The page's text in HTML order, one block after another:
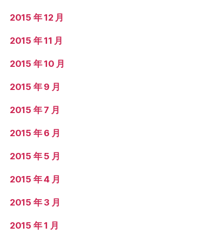
2015 年 12 月
2015 年 11 月
2015 年 10 月
2015 年 9 月
2015 年 7 月
2015 年 6 月
2015 年 5 月
2015 年 4 月
2015 年 3 月
2015 年 1 月